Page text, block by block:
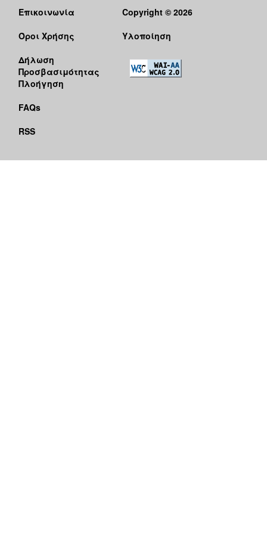
Επικοινωνία
Όροι Χρήσης
Δήλωση
Προσβασιμότητας
Πλοήγηση
FAQs
RSS
Copyright © 2026
Υλοποίηση